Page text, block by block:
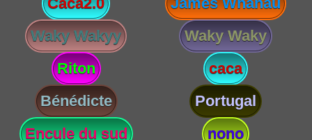
Waky Wakyy
Waky Waky
Riton
caca
Bénédicte
Portugal
Encule du sud
nono